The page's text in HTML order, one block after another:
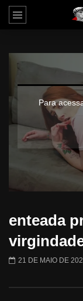
Para
enteada
21 DE MAIO DE